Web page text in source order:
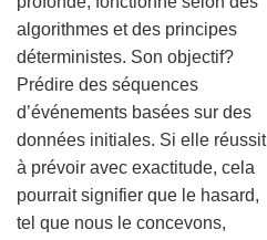
algorithmes et des principes
déterministes. Son objectif?
Prédire des séquences
d’événements basées sur des
données initiales. Si elle réussit
à prévoir avec exactitude, cela
pourrait signifier que le hasard,
tel que nous le concevons,